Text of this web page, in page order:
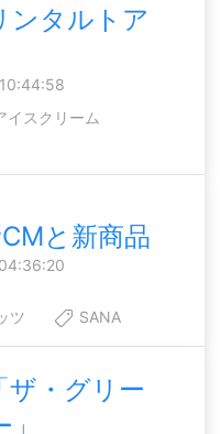
ンタルトア
イスクリーム
と新商品
ツ SANA
ザ・グリー